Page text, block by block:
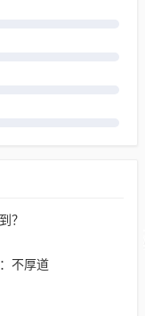
？
不厚道